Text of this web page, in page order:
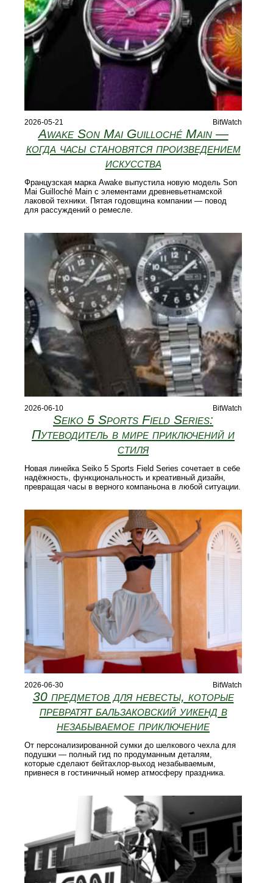
2026-05-21 BitWatch
Awake Son Mai Guilloché Main —
когда часы становятся произведением
искусства
Французская марка Awake выпустила новую модель Son
Mai Guilloché Main с элементами древневьетнамской
лаковой техники. Пятая годовщина компании — повод
для рассуждений о ремесле.
2026-06-10 BitWatch
Seiko 5 Sports Field Series:
Путеводитель в мире приключений и
стиля
Новая линейка Seiko 5 Sports Field Series сочетает в себе
надёжность, функциональность и креативный дизайн,
превращая часы в верного компаньона в любой ситуации.
2026-06-30 BitWatch
30 предметов для невесты, которые
превратят бальзаковский уикенд в
незабываемое приключение
От персонализированной сумки до шелкового чехла для
подушки — полный гид по продуманным деталям,
которые сделают бейтахлор-выход незабываемым,
привнеся в гостиничный номер атмосферу праздника.